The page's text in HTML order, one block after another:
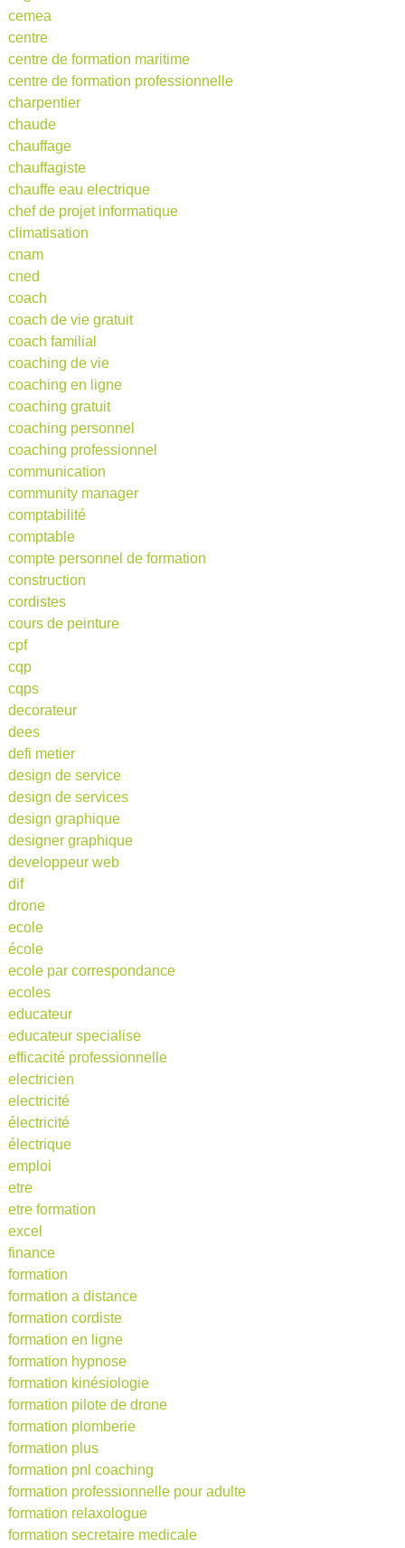
cemea
centre
centre de formation maritime
centre de formation professionnelle
charpentier
chaude
chauffage
chauffagiste
chauffe eau electrique
chef de projet informatique
climatisation
cnam
cned
coach
coach de vie gratuit
coach familial
coaching de vie
coaching en ligne
coaching gratuit
coaching personnel
coaching professionnel
communication
community manager
comptabilité
comptable
compte personnel de formation
construction
cordistes
cours de peinture
cpf
cqp
cqps
decorateur
dees
defi metier
design de service
design de services
design graphique
designer graphique
developpeur web
dif
drone
ecole
école
ecole par correspondance
ecoles
educateur
educateur specialise
efficacité professionnelle
electricien
electricité
électricité
électrique
emploi
etre
etre formation
excel
finance
formation
formation a distance
formation cordiste
formation en ligne
formation hypnose
formation kinésiologie
formation pilote de drone
formation plomberie
formation plus
formation pnl coaching
formation professionnelle pour adulte
formation relaxologue
formation secretaire medicale